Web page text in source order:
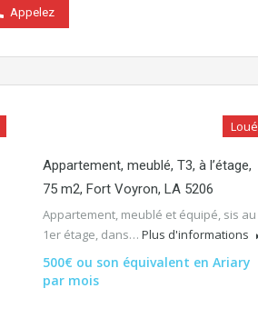
Appelez
Loué
Appartement, meublé, T3, à l’étage,
75 m2, Fort Voyron, LA 5206
Appartement, meublé et équipé, sis au
1er étage, dans… Plus d'informations
500€ ou son équivalent en Ariary
par mois